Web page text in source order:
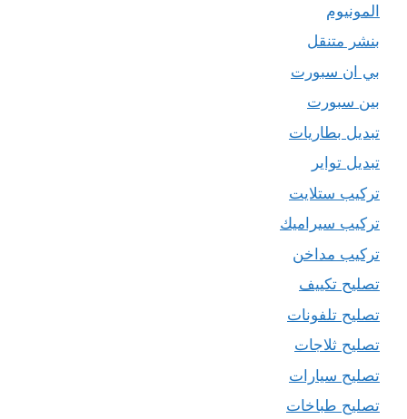
المونيوم
بنشر متنقل
بي ان سبورت
بين سبورت
تبديل بطاريات
تبديل تواير
تركيب ستلايت
تركيب سيراميك
تركيب مداخن
تصليح تكييف
تصليح تلفونات
تصليح ثلاجات
تصليح سيارات
تصليح طباخات